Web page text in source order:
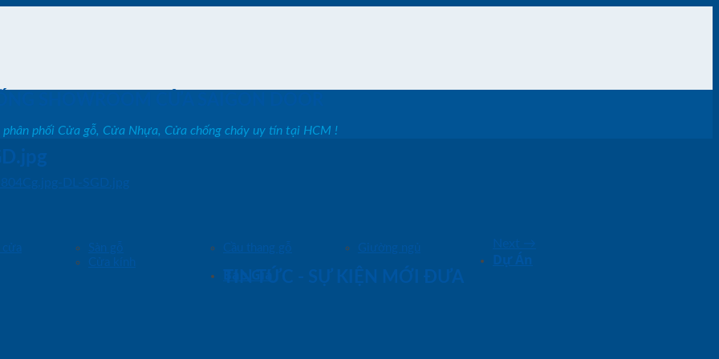
Sàn gỗ Cầu thang gỗ
Giường ngủ
Cửa kính
Dự Án
Báo Giá
phân phối Cửa gỗ, Cửa Nhựa, Cửa chống cháy uy tín tại HCM !
DL-SGD.jpg
Next
→
TIN TỨC - SỰ KIỆN MỚI ĐƯA